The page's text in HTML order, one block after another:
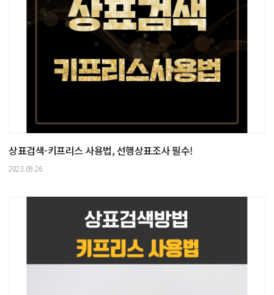
상표검색-키프리스 사용법, 선행상표조사 필수!
2023.09.26